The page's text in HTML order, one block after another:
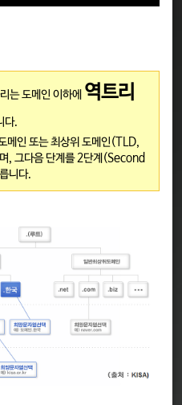
는 도메인 이하에 역트리
다.
메인 또는 최상위 도메인(TLD,
, 그다음 단계를 2단계(Second
니다.